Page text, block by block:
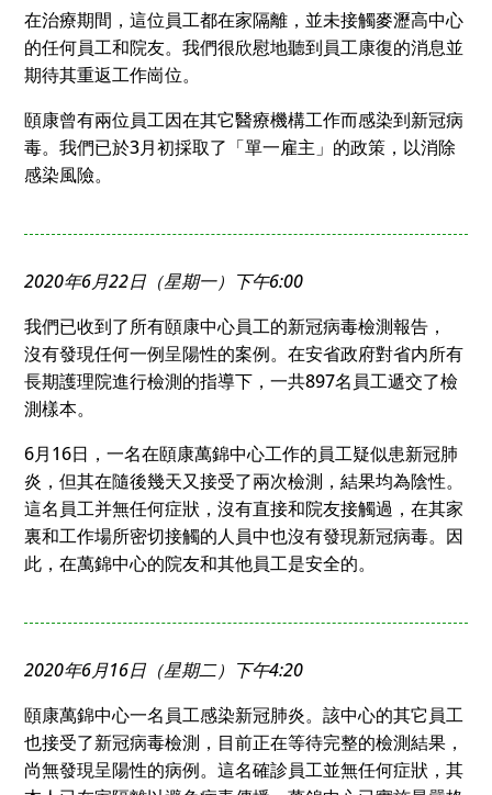
在治療期間，這位員工都在家隔離，並未接觸麥瀝高中心
的任何員工和院友。我們很欣慰地聽到員工康復的消息並
期待其重返工作崗位。
頤康曾有兩位員工因在其它醫療機構工作而感染到新冠病
毒。我們已於3月初採取了「單一雇主」的政策，以消除
感染風險。
2020年6月22日（星期一）下午6:00
我們已收到了所有頤康中心員工的新冠病毒檢測報告，
沒有發現任何一例呈陽性的案例。在安省政府對省内所有
長期護理院進行檢測的指導下，一共897名員工遞交了檢
測樣本。
6月16日，一名在頤康萬錦中心工作的員工疑似患新冠肺
炎，但其在隨後幾天又接受了兩次檢測，結果均為陰性。
這名員工并無任何症狀，沒有直接和院友接觸過，在其家
裏和工作場所密切接觸的人員中也沒有發現新冠病毒。因
此，在萬錦中心的院友和其他員工是安全的。
2020年6月16日（星期二）下午4:20
頤康萬錦中心一名員工感染新冠肺炎。該中心的其它員工
也接受了新冠病毒檢測，目前正在等待完整的檢測結果，
尚無發現呈陽性的病例。這名確診員工並無任何症狀，其